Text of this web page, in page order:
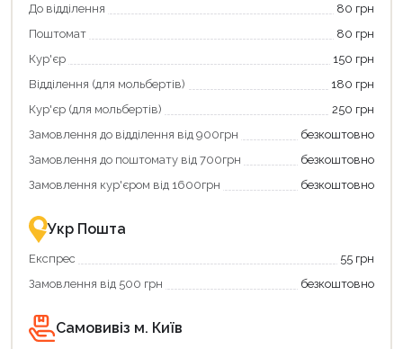
До відділення
80 грн
Поштомат
80 грн
Кур'єр
150 грн
Відділення (для мольбертів)
180 грн
Кур'єр (для мольбертів)
250 грн
Замовлення до відділення від 900грн
безкоштовно
Замовлення до поштомату від 700грн
безкоштовно
Замовлення кур'єром від 1600грн
безкоштовно
Укр Пошта
Експрес
55 грн
Замовлення від 500 грн
безкоштовно
Самовивіз м. Київ